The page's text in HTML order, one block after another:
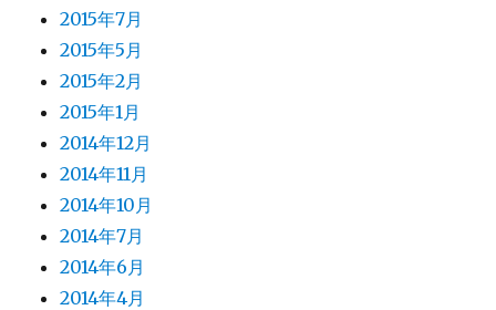
2015年7月
2015年5月
2015年2月
2015年1月
2014年12月
2014年11月
2014年10月
2014年7月
2014年6月
2014年4月